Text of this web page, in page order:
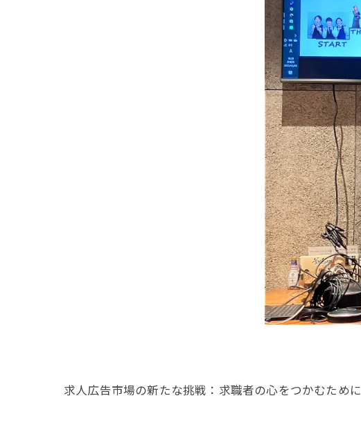
求人広告市場の新たな挑戦：求職者の心をつかむために